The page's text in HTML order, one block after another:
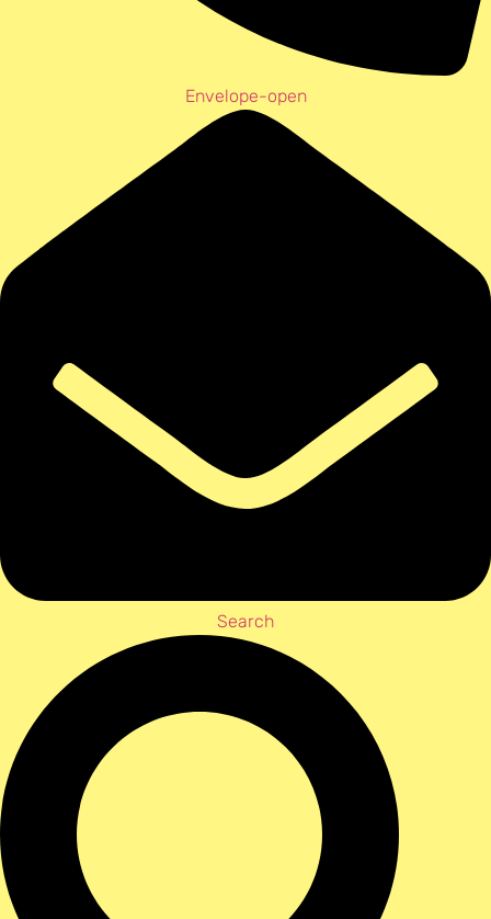
Envelope-open
Search